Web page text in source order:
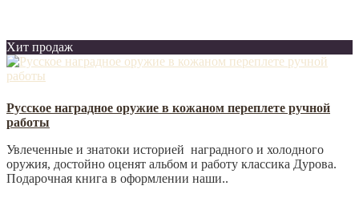
Хит продаж
Русское наградное оружие в кожаном переплете ручной
работы
Увлеченные и знатоки историей наградного и холодного
оружия, достойно оценят альбом и работу классика Дурова.
Подарочная книга в оформлении наши..